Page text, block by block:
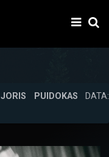
JORIS PUIDOKAS DATA: